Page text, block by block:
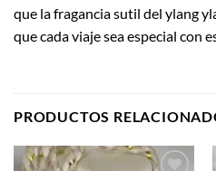
que la fragancia sutil del ylang
que cada viaje sea especial con
PRODUCTOS